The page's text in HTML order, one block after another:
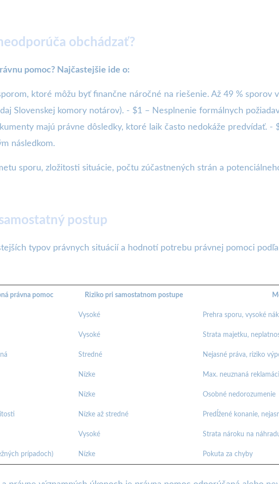
obchádzať?
pomoc? Najčastejšie ide o:
ktoré môžu byť finančne náročné na riešenie. Až 49 % sporov
Slovenskej komory notárov). - $1 – Nesplnenie formálnych
majú právne dôsledky, ktoré laik často nedokáže predvídať. -
následkom.
sporu, zložitosti situácie, počtu zúčastnených strán a
postup
typov právnych situácií a hodnotí potrebu právnej pomoci
právna pomoc Riziko pri samostatnom postupe
Vysoké Prehra sporu, vysoké
Vysoké Strata majetku,
Stredné Nejasné práva, riziko
Nízke Max. neuznaná
Nízke Osobné nedorozumenie
Nízke až stredné Predĺžené konanie,
Vysoké Strata nároku na
prípadoch) Nízke Pokuta za chyby